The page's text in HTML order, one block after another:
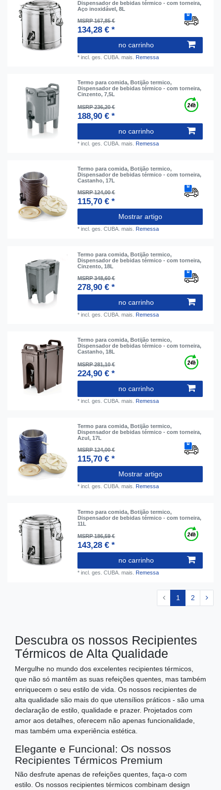
Dispensador de bebidas térmico - com torneira,
Aço inoxidável, 8L
MSRP 167,85 €
134,28 € *
no carrinho
*incl. ges. CUBA. mais. Remessa
Termo para comida, Botijão termico,
Dispensador de bebidas térmico - com torneira,
Cinzento, 7,5L
MSRP 236,20 €
188,90 € *
no carrinho
*incl. ges. CUBA. mais. Remessa
Termo para comida, Botijão termico,
Dispensador de bebidas térmico - com torneira,
Castanho, 17L
MSRP 124,00 €
115,70 € *
Mostrar artigo
*incl. ges. CUBA. mais. Remessa
Termo para comida, Botijão termico,
Dispensador de bebidas térmico - com torneira,
Cinzento, 18L
MSRP 348,60 €
278,90 € *
no carrinho
*incl. ges. CUBA. mais. Remessa
Termo para comida, Botijão termico,
Dispensador de bebidas térmico - com torneira,
Castanho, 18L
MSRP 281,10 €
224,90 € *
no carrinho
*incl. ges. CUBA. mais. Remessa
Termo para comida, Botijão termico,
Dispensador de bebidas térmico - com torneira,
Azul, 17L
MSRP 124,00 €
115,70 € *
Mostrar artigo
*incl. ges. CUBA. mais. Remessa
Termo para comida, Botijão termico,
Dispensador de bebidas térmico - com torneira,
11L
MSRP 186,59 €
143,28 € *
no carrinho
*incl. ges. CUBA. mais. Remessa
1 2
Descubra os nossos Recipientes
Térmicos de Alta Qualidade
Mergulhe no mundo dos excelentes recipientes térmicos,
que não só mantêm as suas refeições quentes, mas também
enriquecem o seu estilo de vida. Os nossos recipientes de
alta qualidade são mais do que utensílios práticos - são uma
declaração de estilo, qualidade e prazer. Projetados com
amor aos detalhes, oferecem não apenas funcionalidade,
mas também uma experiência estética.
Elegante e Funcional: Os nossos
Recipientes Térmicos Premium
Não desfrute apenas de refeições quentes, faça-o com
estilo. Os nossos recipientes térmicos combinam design